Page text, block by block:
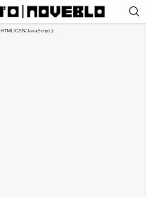
HTML/CSS/JavaScript